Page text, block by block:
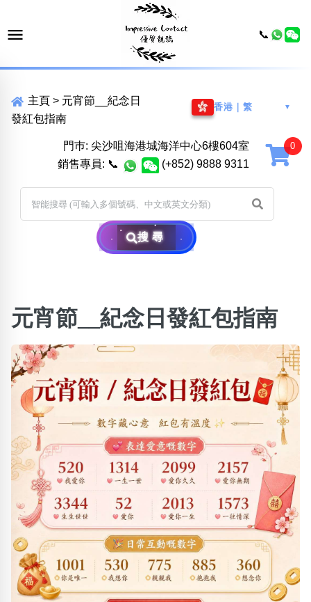
主頁 > 元宵節__紀念日
發紅包指南
香港｜繁 ▼
門巿: 尖沙咀海港城海洋中心6樓604室
銷售專員: 📞 (+852) 9888 9311
搜尋
×
位置:
一
清除全部分類
不包含數字
無0無1無2無3無4 無6 無7無8
清除全部分類
搜尋
元宵節__紀念日發紅包指南
📞